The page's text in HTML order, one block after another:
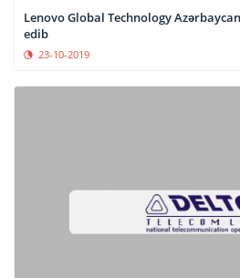
Lenovo Global Technology
edib
23-10-2019